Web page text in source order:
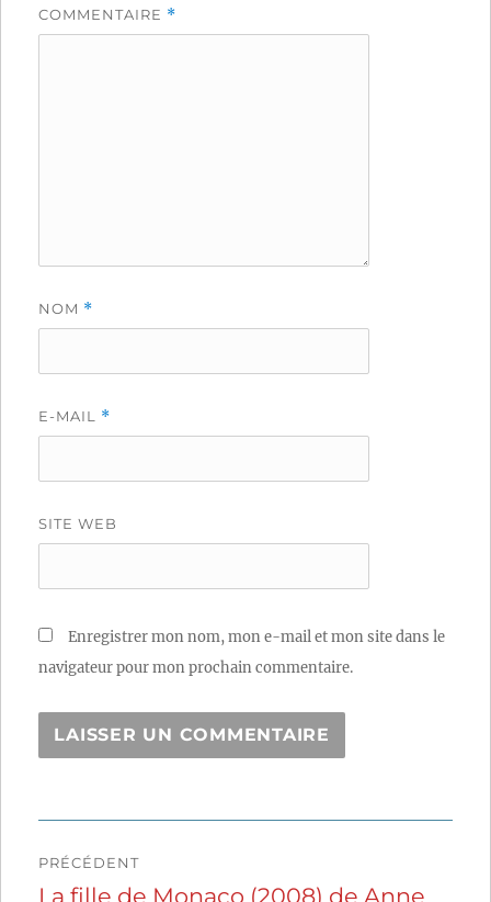
COMMENTAIRE *
NOM *
E-MAIL *
SITE WEB
Enregistrer mon nom, mon e-mail et mon site dans le
navigateur pour mon prochain commentaire.
de
PRÉCÉDENT
Publication
La fille de Monaco (2008) de Anne